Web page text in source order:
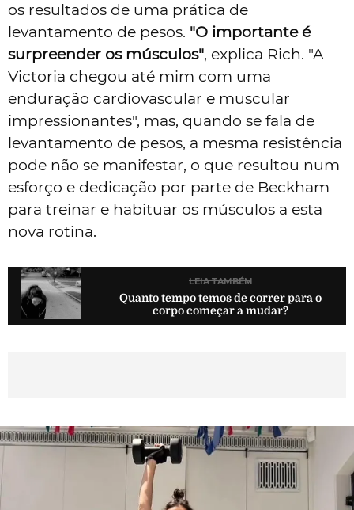
os resultados de uma prática de
levantamento de pesos. "O importante é
surpreender os músculos", explica Rich. "A
Victoria chegou até mim com uma
enduração cardiovascular e muscular
impressionantes", mas, quando se fala de
levantamento de pesos, a mesma resistência
pode não se manifestar, o que resultou num
esforço e dedicação por parte de Beckham
para treinar e habituar os músculos a esta
nova rotina.
LEIA TAMBÉM
Quanto tempo temos de correr para o
corpo começar a mudar?